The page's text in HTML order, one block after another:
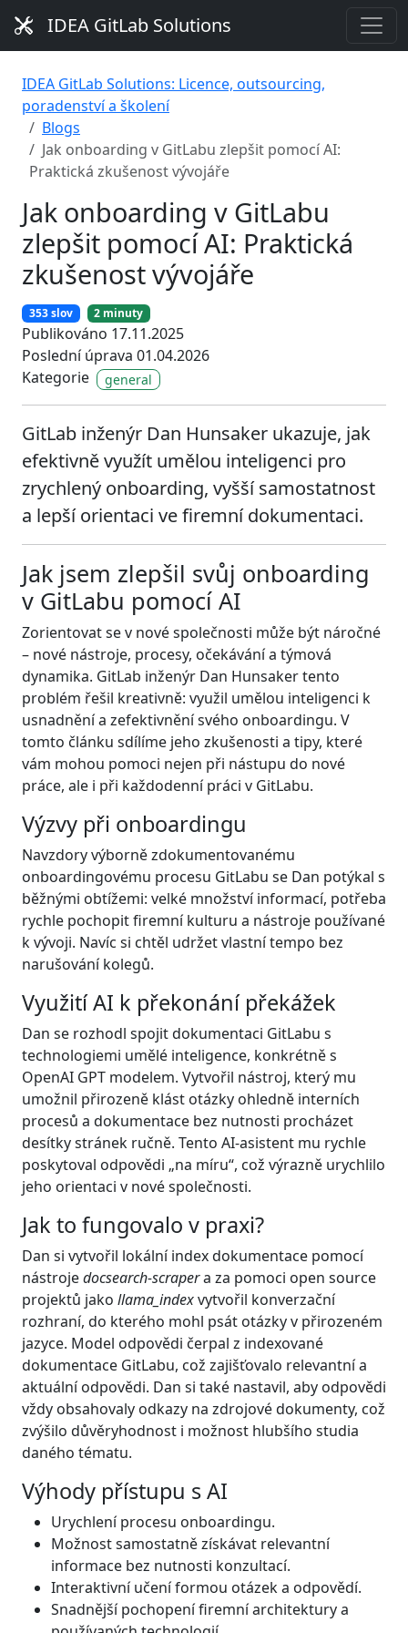
IDEA GitLab Solutions
IDEA GitLab Solutions: Licence, outsourcing,
poradenství a školení
Blogs
Jak onboarding v GitLabu zlepšit pomocí AI:
Praktická zkušenost vývojáře
Jak onboarding v GitLabu
zlepšit pomocí AI: Praktická
zkušenost vývojáře
353 slov 2 minuty
Publikováno 17.11.2025
Poslední úprava 01.04.2026
Kategorie
general
GitLab inženýr Dan Hunsaker ukazuje, jak
efektivně využít umělou inteligenci pro
zrychlený onboarding, vyšší samostatnost
a lepší orientaci ve firemní dokumentaci.
Jak jsem zlepšil svůj onboarding
v GitLabu pomocí AI
Zorientovat se v nové společnosti může být náročné
– nové nástroje, procesy, očekávání a týmová
dynamika. GitLab inženýr Dan Hunsaker tento
problém řešil kreativně: využil umělou inteligenci k
usnadnění a zefektivnění svého onboardingu. V
tomto článku sdílíme jeho zkušenosti a tipy, které
vám mohou pomoci nejen při nástupu do nové
práce, ale i při každodenní práci v GitLabu.
Výzvy při onboardingu
Navzdory výborně zdokumentovanému
onboardingovému procesu GitLabu se Dan potýkal s
běžnými obtížemi: velké množství informací, potřeba
rychle pochopit firemní kulturu a nástroje používané
k vývoji. Navíc si chtěl udržet vlastní tempo bez
narušování kolegů.
Využití AI k překonání překážek
Dan se rozhodl spojit dokumentaci GitLabu s
technologiemi umělé inteligence, konkrétně s
OpenAI GPT modelem. Vytvořil nástroj, který mu
umožnil přirozeně klást otázky ohledně interních
procesů a dokumentace bez nutnosti procházet
desítky stránek ručně. Tento AI-asistent mu rychle
poskytoval odpovědi „na míru“, což výrazně urychlilo
jeho orientaci v nové společnosti.
Jak to fungovalo v praxi?
Dan si vytvořil lokální index dokumentace pomocí
nástrojedocsearch-scrapera za pomoci open source
projektů jako llama_indexvytvořil konverzační
rozhraní, do kterého mohl psát otázky v přirozeném
jazyce. Model odpovědi čerpal z indexované
dokumentace GitLabu, což zajišťovalo relevantní a
aktuální odpovědi. Dan si také nastavil, aby odpovědi
vždy obsahovaly odkazy na zdrojové dokumenty, což
zvýšilo důvěryhodnost i možnost hlubšího studia
daného tématu.
Výhody přístupu s AI
Urychlení procesu onboardingu.
Možnost samostatně získávat relevantní
informace bez nutnosti konzultací.
Interaktivní učení formou otázek a odpovědí.
Snadnější pochopení firemní architektury a